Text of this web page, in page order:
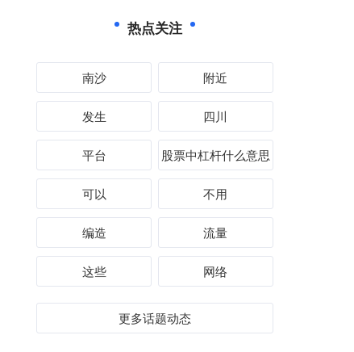
热点关注
南沙 附近
发生 四川
平台 股票中杠杆什么意思
可以 不用
编造 流量
这些 网络
更多话题动态